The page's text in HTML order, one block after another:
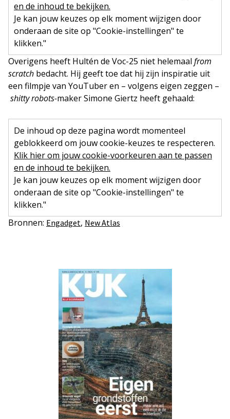
en de inhoud te bekijken.
Je kan jouw keuzes op elk moment wijzigen door
onderaan de site op "Cookie-instellingen" te
klikken."
Overigens heeft Hultén de Voc-25 niet helemaal from
scratch bedacht. Hij geeft toe dat hij zijn inspiratie uit
een filmpje van YouTuber en – volgens eigen zeggen –
shitty robots-maker Simone Giertz heeft gehaald:
De inhoud op deze pagina wordt momenteel
geblokkeerd om jouw cookie-keuzes te respecteren.
Klik hier om jouw cookie-voorkeuren aan te passen
en de inhoud te bekijken.
Je kan jouw keuzes op elk moment wijzigen door
onderaan de site op "Cookie-instellingen" te
klikken."
Bronnen: Engadget, New Atlas